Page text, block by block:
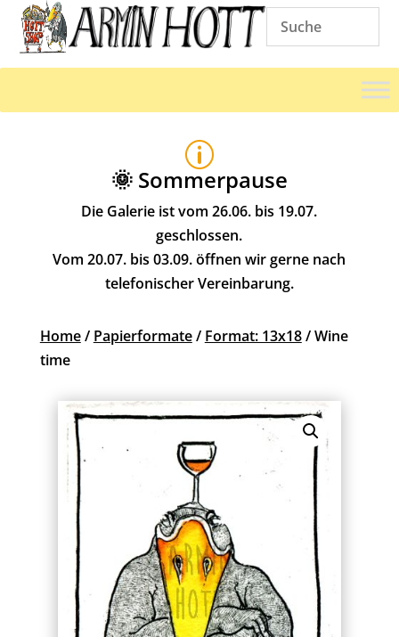
p
🌞 Sommerpause
Die Galerie ist vom 26.06. bis 19.07.
geschlossen.
Vom 20.07. bis 03.09. öffnen wir gerne nach
telefonischer Vereinbarung.
Home/ Papierformate/ Format: 13x18/ Wine
time